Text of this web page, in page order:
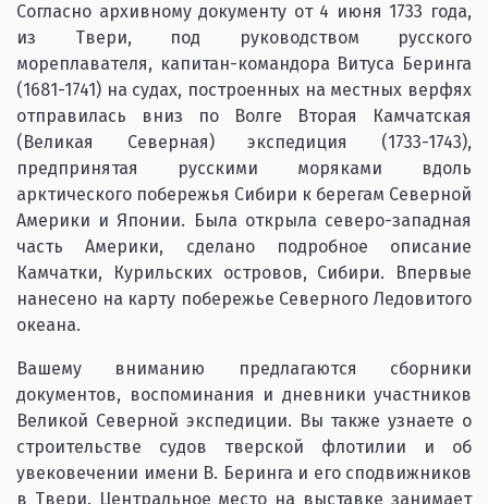
Согласно архивному документу от 4 июня 1733 года,
из Твери, под руководством русского
мореплавателя, капитан-командора Витуса Беринга
(1681-1741) на судах, построенных на местных верфях
отправилась вниз по Волге Вторая Камчатская
(Великая Северная) экспедиция (1733-1743),
предпринятая русскими моряками вдоль
арктического побережья Сибири к берегам Северной
Америки и Японии. Была открыла северо-западная
часть Америки, сделано подробное описание
Камчатки, Курильских островов, Сибири. Впервые
нанесено на карту побережье Северного Ледовитого
океана.
Вашему вниманию предлагаются сборники
документов, воспоминания и дневники участников
Великой Северной экспедиции. Вы также узнаете о
строительстве судов тверской флотилии и об
увековечении имени В. Беринга и его сподвижников
в Твери. Центральное место на выставке занимает